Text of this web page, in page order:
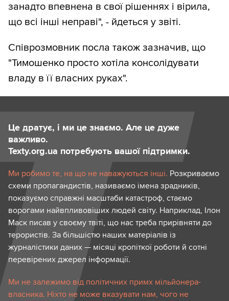
занадто впевнена в свої рішеннях і вірила,
що всі інші неправі", - йдеться у звіті.
Співрозмовник посла також зазначив, що
"Тимошенко просто хотіла консолідувати
владу в її власних руках".
Це дратує, і ми це знаємо. Але це дуже
важливо.
Texty.org.ua потребують вашої підтримки.
Ми робимо те, на що не наважуються інші. Розкриваємо
схеми пропагандистів, називаємо імена зрадників,
показуємо справжні масштаби катастроф, стаємо
ворогами найвпливовіших людей світу. Наприклад, Ілон
Маск писав у своєму твіті, що нас треба прирівняти до
терористів. За більшістю наших матеріалів із
журналістики даних — місяці кропіткої роботи й сотні
перевірених джерел інформації.
Ми не залежимо від політичних примх мільйонера-
власника. Ніхто не може вказувати нам, чого не